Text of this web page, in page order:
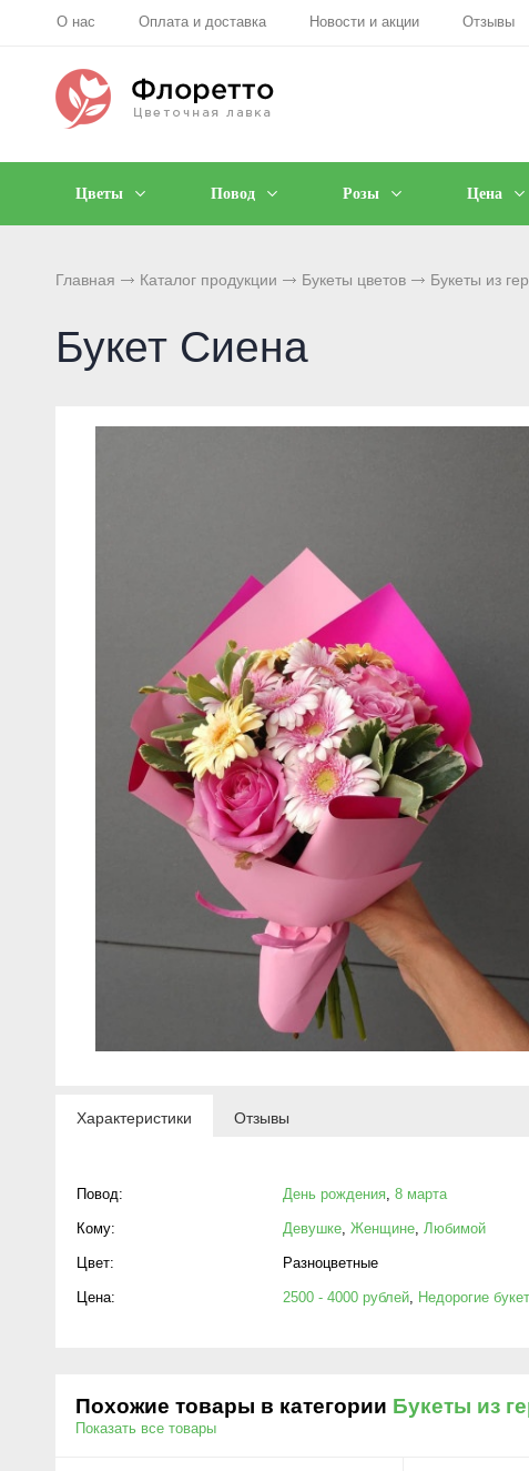
О нас Оплата и доставка Новости и акции Отзывы
Цветы Повод Розы Цена
Главная Каталог продукции Букеты цветов Букеты из
Букет Сиена
Характеристики Отзывы
Повод: День рождения 8 марта
Кому: Девушке Женщине Любимой
Цвет: Разноцветные
Цена: 2500 - 4000 рублей Недорогие
Похожие товары в категории Букеты из
Показать все товары